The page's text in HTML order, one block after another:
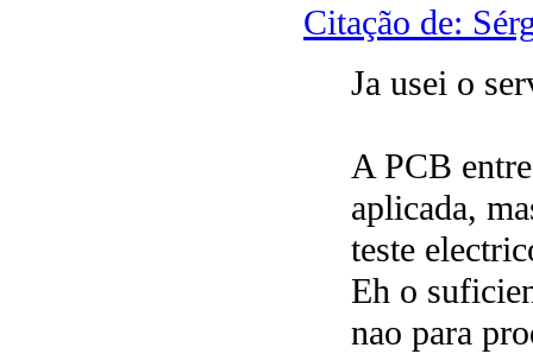
Citação de:
Ja usei o
A PCB
aplicada,
teste
Eh o
nao para